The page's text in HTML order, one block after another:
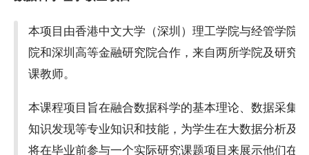
本项目由香港中文大学（深圳）理工学院与经管学院
院和深圳高等金融研究院合作，来自两所学院及研究
课教师。
本课程项目旨在融合数据科学的基本理论、数据采集
知识发现等专业知识和技能，为学生在大数据分析及
将在毕业前参与一个实际研究课题项目来展示他们在